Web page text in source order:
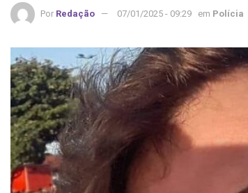
Por Redação 07/01/2025 - 09:29 em Polícia